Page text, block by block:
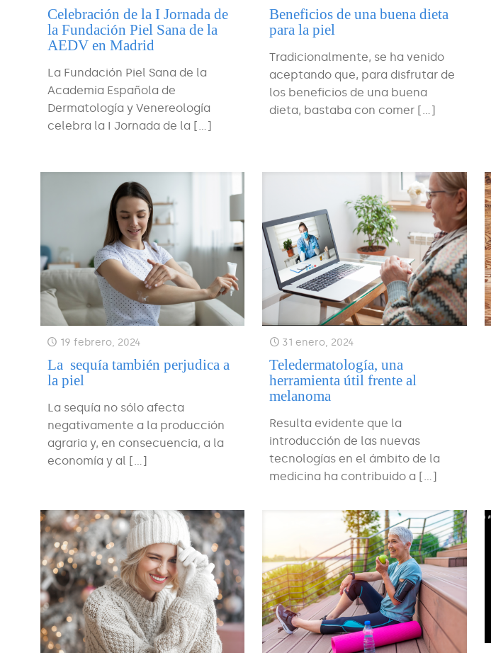
Celebración de la I Jornada de
la Fundación Piel Sana de la
AEDV en Madrid
La Fundación Piel Sana de la
Academia Española de
Dermatología y Venereología
celebra la I Jornada de la […]
Beneficios de una buena dieta
para la piel
Tradicionalmente, se ha venido
aceptando que, para disfrutar de
los beneficios de una buena
dieta, bastaba con comer […]
19 febrero, 2024
La sequía también perjudica a
la piel
La sequía no sólo afecta
negativamente a la producción
agraria y, en consecuencia, a la
economía y al […]
31 enero, 2024
Teledermatología, una
herramienta útil frente al
melanoma
Resulta evidente que la
introducción de las nuevas
tecnologías en el ámbito de la
medicina ha contribuido a […]